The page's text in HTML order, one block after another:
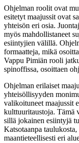
Ohjelman roolit ovat
esitetyt maajussit ovat
yhteisön eri osia.
myös mahdollistaneet
esiintyjien välillä.
formaatteja, mikä
Vappu Pimiän rooli
spinoffissa, osoittaen
Ohjelman erilaiset
yhteisöllisyyden
valikoituneet maajussit
kulttuuritaustoja. Tämä
sillä jokainen esiintyjä
Katsotaanpa
maantieteellisesti eri